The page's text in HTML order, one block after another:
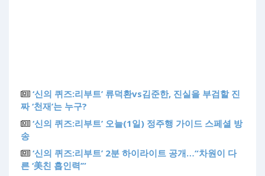
‘신의 퀴즈:리부트’ 류덕환vs김준한, 진실을 부검할 진
짜 ‘천재’는 누구?
‘신의 퀴즈:리부트’ 오늘(1일) 정주행 가이드 스페셜 방
송
‘신의 퀴즈:리부트’ 2분 하이라이트 공개…“차원이 다
른 ‘美친 흡인력’”